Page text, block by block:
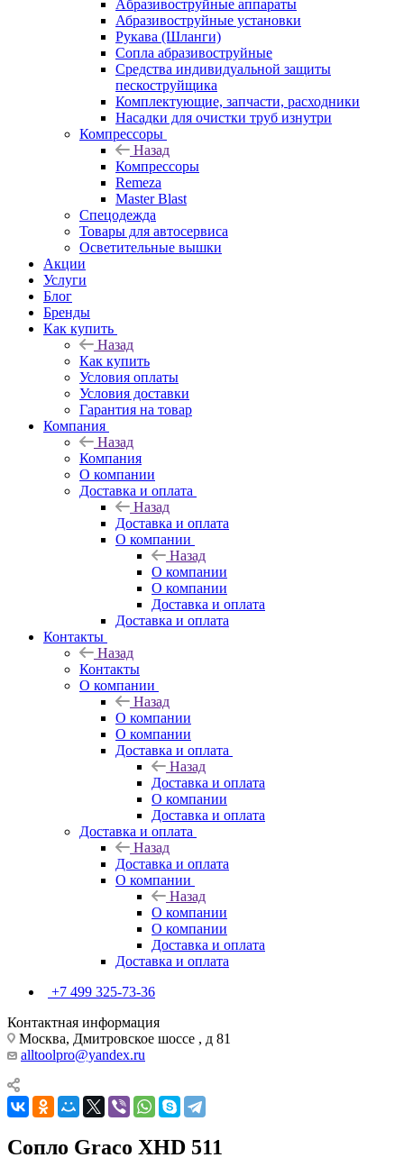
Aбразивоструйные аппараты
Абразивоструйные установки
Рукава (Шланги)
Сопла абразивоструйные
Средства индивидуальной защиты
пескоструйщика
Комплектующие, запчасти, расходники
Насадки для очистки труб изнутри
Компрессоры
Назад
Компрессоры
Remeza
Master Blast
Спецодежда
Товары для автосервиса
Осветительные вышки
Акции
Услуги
Блог
Бренды
Как купить
Назад
Как купить
Условия оплаты
Условия доставки
Гарантия на товар
Компания
Назад
Компания
О компании
Доставка и оплата
Назад
Доставка и оплата
О компании
Назад
О компании
О компании
Доставка и оплата
Доставка и оплата
Контакты
Назад
Контакты
О компании
Назад
О компании
О компании
Доставка и оплата
Назад
Доставка и оплата
О компании
Доставка и оплата
Доставка и оплата
Назад
Доставка и оплата
О компании
Назад
О компании
О компании
Доставка и оплата
Доставка и оплата
+7 499 325-73-36
Контактная информация
Москва, Дмитровское шоссе , д 81
alltoolpro@yandex.ru
Сопло Graco XHD 511